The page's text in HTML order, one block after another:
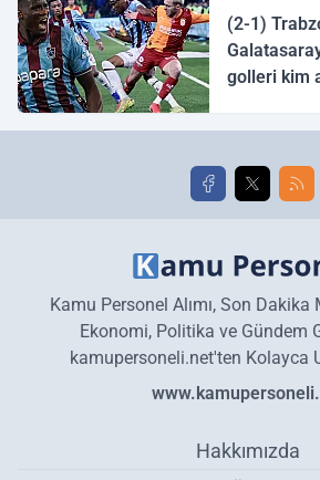
(2-1)
golleri kim
golleri!
Kamu Personel Alımı, Son Dakika
Ekonomi, Politika ve Gündem
kamupersoneli.net'ten Kolayca
Hakkımızda